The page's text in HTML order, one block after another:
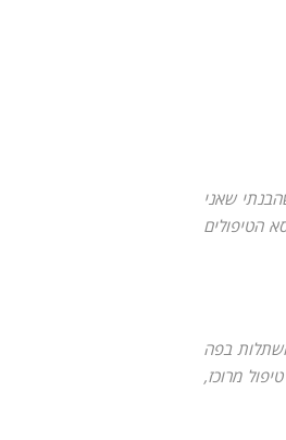
שאני
הטיפולים
בפה
מרוכז,